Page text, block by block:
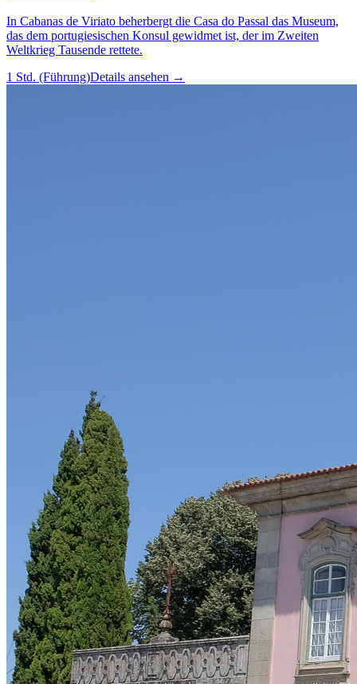
In Cabanas de Viriato beherbergt die Casa do Passal das Museum,
das dem portugiesischen Konsul gewidmet ist, der im Zweiten
Weltkrieg Tausende rettete.
1 Std. (Führung)Details ansehen →